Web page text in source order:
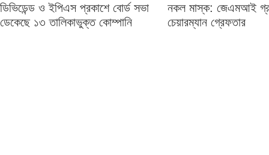
ডিভিডেন্ড ও ইপিএস প্রকাশে বোর্ড সভা
ডেকেছে ১৩ তালিকাভুক্ত কোম্পানি
নকল মাস্ক: জেএমআই
চেয়ারম্যান গ্রেফতার